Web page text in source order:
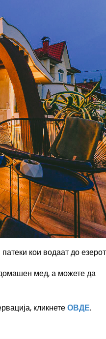
кои водаат до
мед, а можете да
кликнетеОВДЕ.